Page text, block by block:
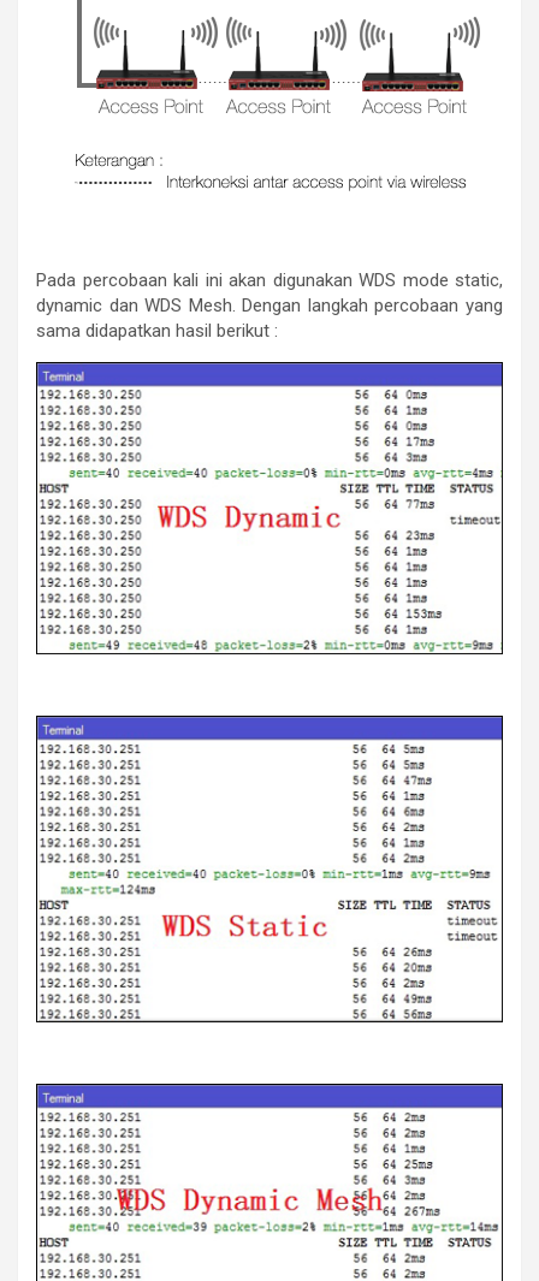
Pada percobaan kali ini akan digunakan WDS mode static,
dynamic dan WDS Mesh. Dengan langkah percobaan yang
sama didapatkan hasil berikut :